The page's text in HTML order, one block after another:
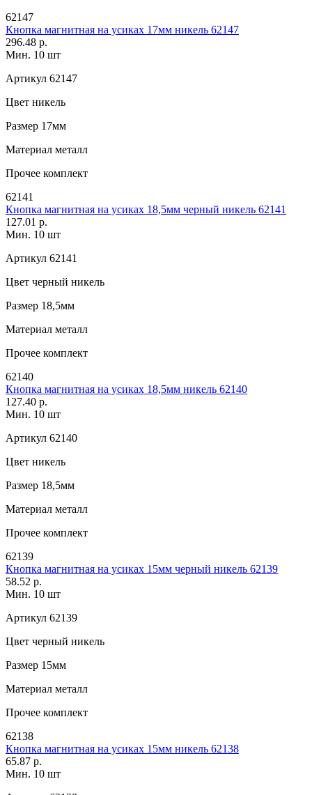
62147
Кнопка магнитная на усиках 17мм никель 62147
296.48 р.
Мин. 10 шт
Артикул 62147
Цвет никель
Размер 17мм
Материал металл
Прочее комплект
62141
Кнопка магнитная на усиках 18,5мм черный никель 62141
127.01 р.
Мин. 10 шт
Артикул 62141
Цвет черный никель
Размер 18,5мм
Материал металл
Прочее комплект
62140
Кнопка магнитная на усиках 18,5мм никель 62140
127.40 р.
Мин. 10 шт
Артикул 62140
Цвет никель
Размер 18,5мм
Материал металл
Прочее комплект
62139
Кнопка магнитная на усиках 15мм черный никель 62139
58.52 р.
Мин. 10 шт
Артикул 62139
Цвет черный никель
Размер 15мм
Материал металл
Прочее комплект
62138
Кнопка магнитная на усиках 15мм никель 62138
65.87 р.
Мин. 10 шт